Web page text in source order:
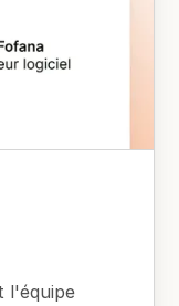
l'équipe